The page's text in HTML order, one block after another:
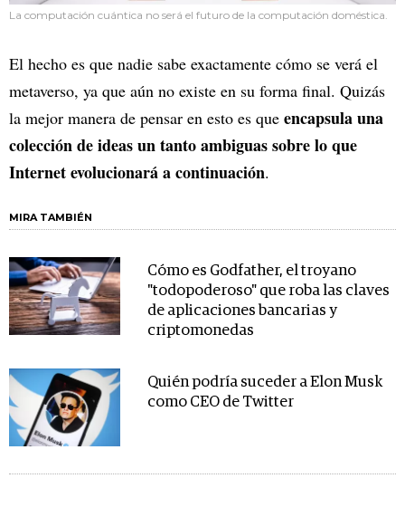
La computación cuántica no será el futuro de la computación doméstica.
El hecho es que nadie sabe exactamente cómo se verá el
metaverso, ya que aún no existe en su forma final. Quizás
la mejor manera de pensar en esto es que encapsula una
colección de ideas un tanto ambiguas sobre lo que
Internet evolucionará a continuación.
MIRA TAMBIÉN
Cómo es Godfather, el troyano
"todopoderoso" que roba las claves
de aplicaciones bancarias y
criptomonedas
Quién podría suceder a Elon Musk
como CEO de Twitter